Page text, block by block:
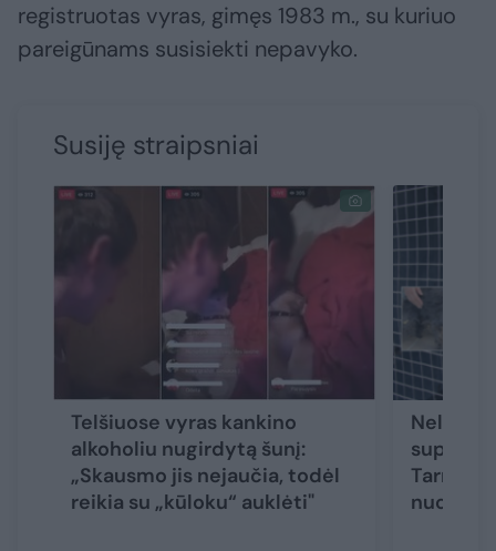
registruotas vyras, gimęs 1983 m., su kuriuo
pareigūnams susisiekti nepavyko.
Susiję straipsniai
Telšiuose vyras kankino
alkoholiu nugirdytą šunį:
„Skausmo jis nejaučia, todėl
reikia su „kūloku“ auklėti"
supurtė